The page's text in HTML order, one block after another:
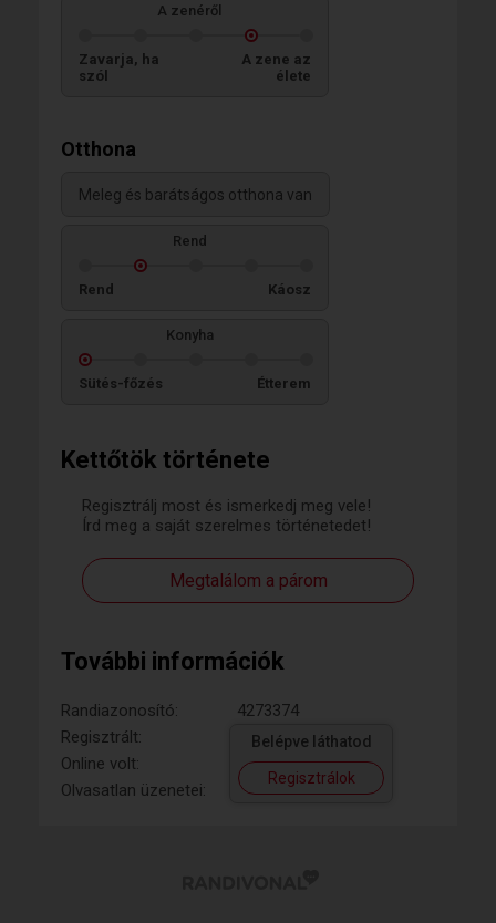
Kettőtök története
Regisztrálj most és ismerkedj meg vele!
Írd meg a saját szerelmes történetedet!
Megtalálom a párom
További információk
Randiazonosító:
4273374
Regisztrált:
Online volt:
Olvasatlan üzenetei:
Belépve láthatod
Regisztrálok
A zenéről
Zavarja, ha
szól
A zene az
élete
Otthona
Meleg és barátságos otthona van
Rend
Rend Káosz
Konyha
Sütés-főzés Étterem